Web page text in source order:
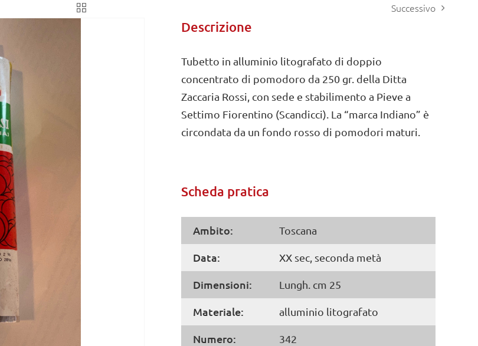
Successivo
Descrizione
Tubetto in alluminio litografato di doppio
concentrato di pomodoro da 250 gr. della Ditta
Zaccaria Rossi, con sede e stabilimento a Pieve a
Settimo Fiorentino (Scandicci). La “marca Indiano” è
circondata da un fondo rosso di pomodori maturi.
Scheda pratica
Ambito: Toscana
Data: XX sec, seconda metà
Dimensioni: Lungh. cm 25
Materiale: alluminio litografato
Numero: 342